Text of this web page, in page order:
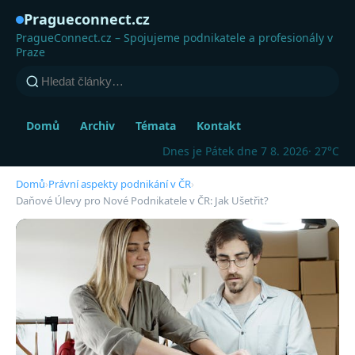
Pragueconnect.cz
PragueConnect.cz – Spojujeme podnikatele a profesionály v
Praze
Domů Archiv Témata
Kontakt
Dnes je Pátek dne 7 8. 2026· 27°C
Domů›Právní aspekty podnikání v ČR›
Daňové Úlevy pro Nové Podnikatele v ČR: Jak Ušetřit?